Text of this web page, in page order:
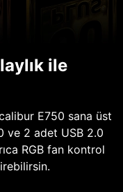
ile
E750 sana üst
ve 2 adet USB 2.0
RGB fan kontrol